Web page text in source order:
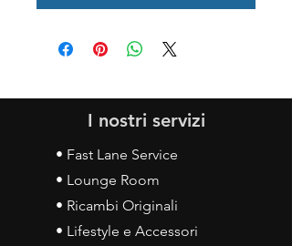
I nostri servizi
• Fast Lane Service
• Lounge Room
• Ricambi Originali
• Lifestyle e Accessori